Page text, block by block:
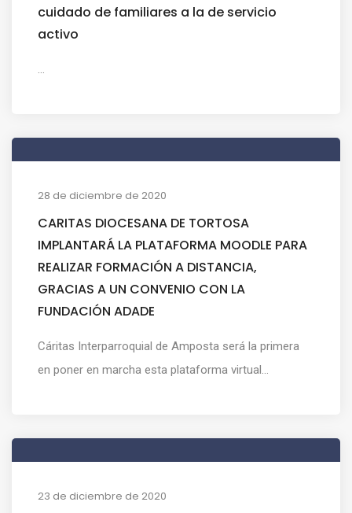
cuidado de familiares a la de servicio
activo
...
28 de diciembre de 2020
CARITAS DIOCESANA DE TORTOSA
IMPLANTARÁ LA PLATAFORMA MOODLE PARA
REALIZAR FORMACIÓN A DISTANCIA,
GRACIAS A UN CONVENIO CON LA
FUNDACIÓN ADADE
Cáritas Interparroquial de Amposta será la primera
en poner en marcha esta plataforma virtual...
23 de diciembre de 2020